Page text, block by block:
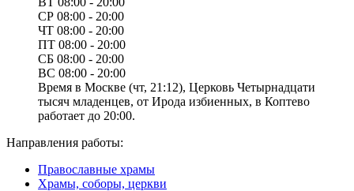
СР 08:00 - 20:00
ЧТ 08:00 - 20:00
ПТ 08:00 - 20:00
СБ 08:00 - 20:00
ВС 08:00 - 20:00
Время в Москве (чт, 21:12), Церковь Четырнадцати
тысяч младенцев, от Ирода избиенных, в Коптево
работает до 20:00.
Направления работы:
Православные храмы
Храмы, соборы, церкви